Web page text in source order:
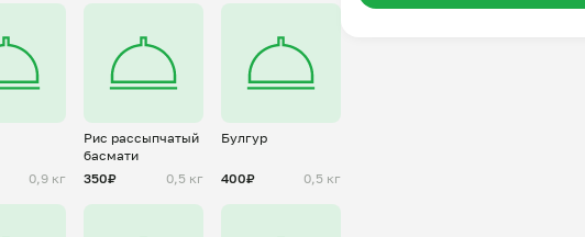
0,9 кг
Рис рассыпчатый
басмати
350₽
0,5 кг
Булгур
400₽ 0,5 кг